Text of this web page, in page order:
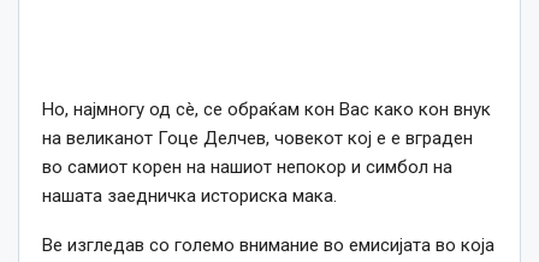
Но, најмногу од сè, се обраќам кон Вас како кон внук
на великанот Гоце Делчев, човекот кој е е вграден
во самиот корен на нашиот непокор и симбол на
нашата заедничка историска мака.
Ве изгледав со големо внимание во емисијата во која